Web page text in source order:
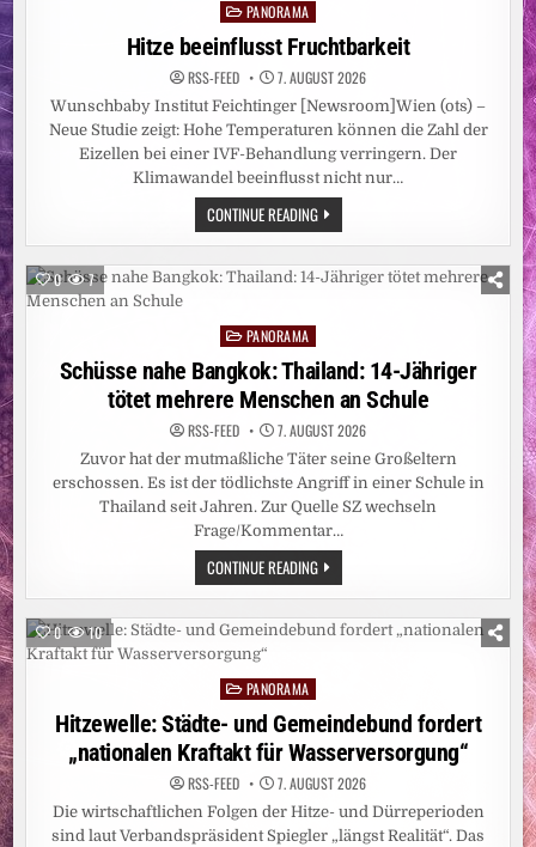
Posted
in
PANORAMA
Hitze beeinflusst Fruchtbarkeit
RSS-FEED 7. AUGUST 2026
Wunschbaby Institut Feichtinger [Newsroom]Wien (ots) –
Neue Studie zeigt: Hohe Temperaturen können die Zahl der
Eizellen bei einer IVF-Behandlung verringern. Der
Klimawandel beeinflusst nicht nur…
CONTINUE READINGHITZE
BEEINFLUSST
FRUCHTBARKEIT
0 7
PostedPANORAMA
Schüsse nahe Bangkok: Thailand: 14-Jähriger
tötet mehrere Menschen an Schule
RSS-FEED 7. AUGUST 2026
Zuvor hat der mutmaßliche Täter seine Großeltern
erschossen. Es ist der tödlichste Angriff in einer Schule in
Thailand seit Jahren. Zur Quelle SZ wechseln
Frage/Kommentar…
CONTINUE READINGSCHÜSSE
NAHE
BANGKOK:
THAILAND:
14-
SCHULE
0 10
PostedPANORAMA
Hitzewelle: Städte- und Gemeindebund fordert
„nationalen Kraftakt für Wasserversorgung“
RSS-FEED 7. AUGUST 2026
Die wirtschaftlichen Folgen der Hitze- und Dürreperioden
sind laut Verbandspräsident Spiegler „längst Realität“. Das